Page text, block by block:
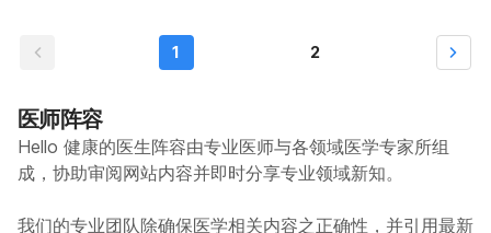
1 2
医师阵容
Hello 健康的医生阵容由专业医师与各领域医学专家所组
成，协助审阅网站内容并即时分享专业领域新知。
我们的专业团队除确保医学相关内容之正确性，并引用最新